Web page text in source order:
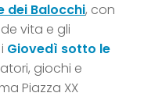
dei Balocchi, con
vita e gli
Giovedì sotto le
giochi e
Piazza XX